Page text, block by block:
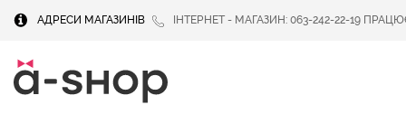
АДРЕСИ МАГАЗИНІВ ІНТЕРНЕТ - МАГАЗИН: 063-242-22-19